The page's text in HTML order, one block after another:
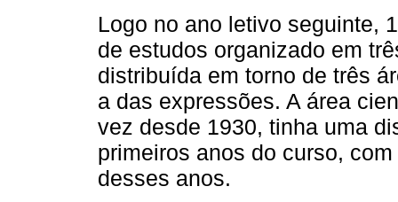
Logo no ano letivo seguinte,
de estudos organizado em
distribuída em torno de três
a das expressões. A área
vez desde 1930, tinha uma
primeiros anos do curso,
desses anos.